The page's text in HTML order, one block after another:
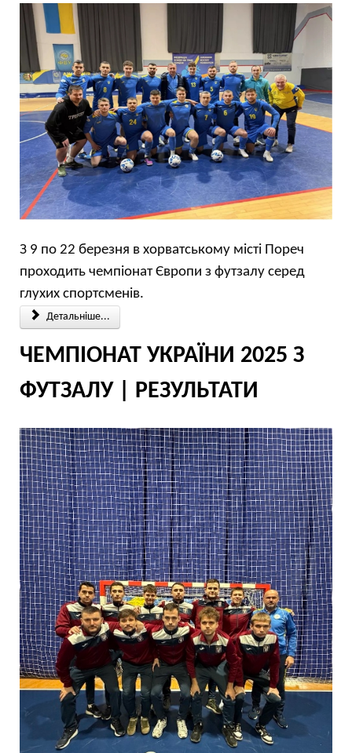
З 9 по 22 березня в хорватському місті Пореч
проходить чемпіонат Європи з футзалу серед
глухих спортсменів.
Детальніше...
ЧЕМПІОНАТ УКРАЇНИ 2025 З
ФУТЗАЛУ | РЕЗУЛЬТАТИ